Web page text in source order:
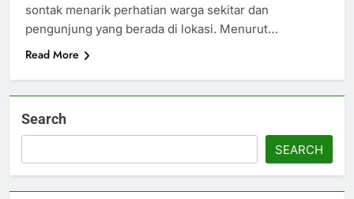
sontak menarik perhatian warga sekitar dan
pengunjung yang berada di lokasi. Menurut…
Read More
Search
SEARCH